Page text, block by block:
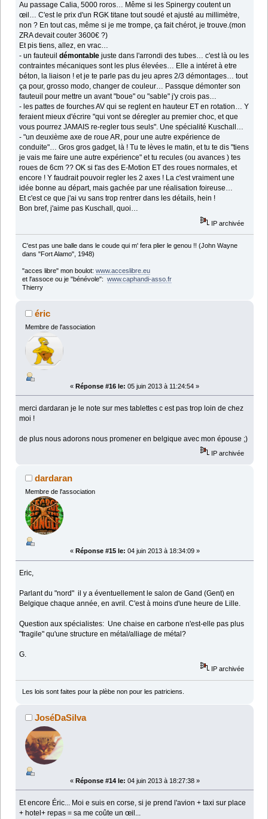
Au passage Calia, 5000 roros… Même si les Spinergy coutent un
œil… C'est le prix d'un RGK titane tout soudé et ajusté au millimètre,
non ? En tout cas, même si je me trompe, ça fait chérot, je trouve.(mon
ZRA devait couter 3600€ ?)
Et pis tiens, allez, en vrac…
- un fauteuildémontable juste dans l'arrondi des tubes… c'est là ou les
contraintes mécaniques sont les plus élevées… Elle a intéret à etre
béton, la liaison ! et je te parle pas du jeu apres 2/3 démontages… tout
ça pour, grosso modo, changer de couleur… Passque démonter son
fauteuil pour mettre un avant "boue" ou "sable" j'y crois pas…
- les pattes de fourches AV qui se reglent en hauteur ET en rotation… Y
feraient mieux d'écrire "qui vont se déregler au premier choc, et que
vous pourrez JAMAIS re-regler tous seuls". Une spécialité Kuschall…
- "un deuxième axe de roue AR, pour une autre expérience de
conduite"… Gros gros gadget, là ! Tu te lèves le matin, et tu te dis "tiens
je vais me faire une autre expérience" et tu recules (ou avances ) tes
roues de 6cm ?? OK si t'as des E-Motion ET des roues normales, et
encore ! Y faudrait pouvoir regler les 2 axes ! La c'est vraiment une
idée bonne au départ, mais gachée par une réalisation foireuse…
Et c'est ce que j'ai vu sans trop rentrer dans les détails, hein !
Bon bref, j'aime pas Kuschall, quoi…
IP archivée
C'est pas une balle dans le coude qui m' fera plier le genou !! (John Wayne
dans "Fort Alamo", 1948)
"acces libre" mon boulot: www.acceslibre.eu
et l'assoce ou je "bénévole": www.caphandi-asso.fr
Thierry
éric
Membre de l'association
« Réponse #16 le: 05 juin 2013 à 11:24:54 »
merci dardaran je le note sur mes tablettes c est pas trop loin de chez
moi !
de plus nous adorons nous promener en belgique avec mon épouse ;)
IP archivée
dardaran
Membre de l'association
« Réponse #15 le: 04 juin 2013 à 18:34:09 »
Eric,
Parlant du "nord" il y a éventuellement le salon de Gand (Gent) en
Belgique chaque année, en avril. C'est à moins d'une heure de Lille.
Question aux spécialistes: Une chaise en carbone n'est-elle pas plus
"fragile" qu'une structure en métal/alliage de métal?
G.
IP archivée
Les lois sont faites pour la plèbe non pour les patriciens.
JoséDaSilva
« Réponse #14 le: 04 juin 2013 à 18:27:38 »
Et encore Éric... Moi e suis en corse, si je prend l'avion + taxi sur place
+ hotel+ repas = sa me coûte un œil...